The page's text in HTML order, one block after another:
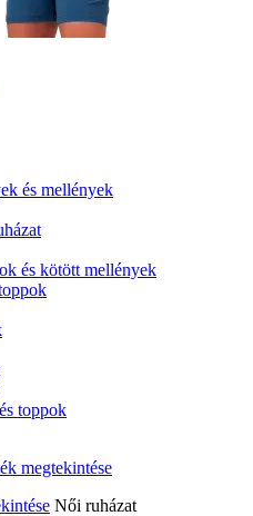
és mellények
és kötött mellények
toppok
Női ruházat